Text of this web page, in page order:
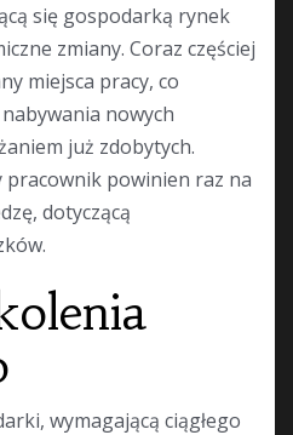
się gospodarką rynek
zmiany. Coraz częściej
miejsca pracy, co
nowych
już zdobytych.
powinien raz na
dotyczącą
wymagającą ciągłego